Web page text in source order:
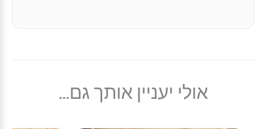
אולי יעניין אותך גם...